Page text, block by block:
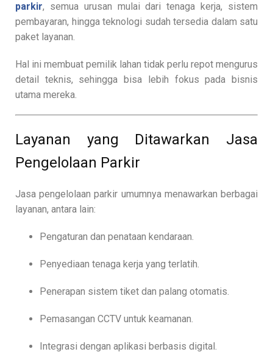
parkir, semua urusan mulai dari tenaga kerja, sistem
pembayaran, hingga teknologi sudah tersedia dalam satu
paket layanan.
Hal ini membuat pemilik lahan tidak perlu repot mengurus
detail teknis, sehingga bisa lebih fokus pada bisnis
utama mereka.
Layanan yang Ditawarkan Jasa
Pengelolaan Parkir
Jasa pengelolaan parkir umumnya menawarkan berbagai
layanan, antara lain:
Pengaturan dan penataan kendaraan.
Penyediaan tenaga kerja yang terlatih.
Penerapan sistem tiket dan palang otomatis.
Pemasangan CCTV untuk keamanan.
Integrasi dengan aplikasi berbasis digital.